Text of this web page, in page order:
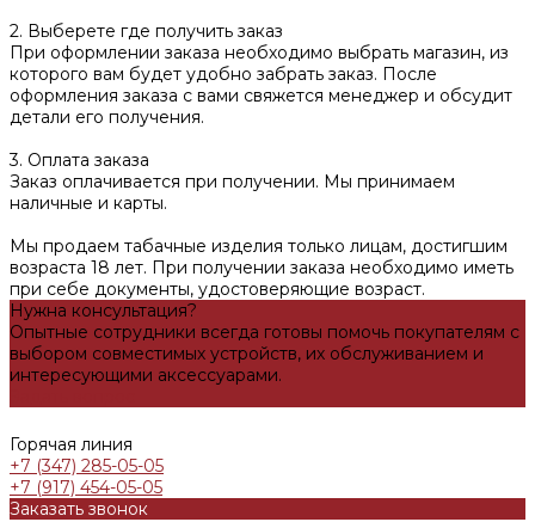
2. Выберете где получить заказ
При оформлении заказа необходимо выбрать магазин, из
которого вам будет удобно забрать заказ. После
оформления заказа с вами свяжется менеджер и обсудит
детали его получения.
3. Оплата заказа
Заказ оплачивается при получении. Мы принимаем
наличные и карты.
Мы продаем табачные изделия только лицам, достигшим
возраста 18 лет. При получении заказа необходимо иметь
при себе документы, удостоверяющие возраст.
Нужна консультация?
Опытные сотрудники всегда готовы помочь покупателям с
выбором совместимых устройств, их обслуживанием и
интересующими аксессуарами.
Горячая линия
+7 (347) 285-05-05
+7 (917) 454-05-05
Заказать звонок